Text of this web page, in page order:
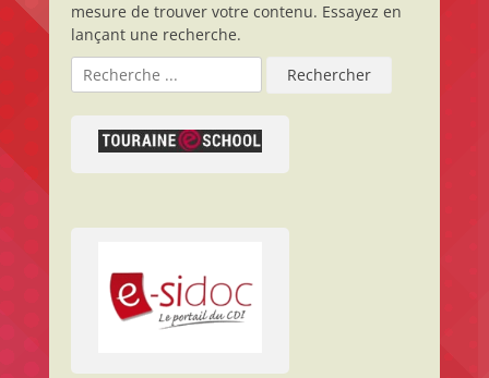
mesure de trouver votre contenu. Essayez en
lançant une recherche.
Rechercher :